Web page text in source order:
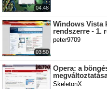
04:48
03:50
Windows Vista
rendszerre - 1.
peter9709
Opera: a
SkeletonX